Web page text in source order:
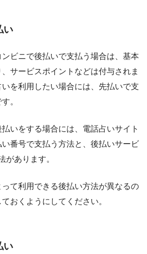
い
ビニで後払いで支払う場合は、基本
サービスポイントなどは付与されま
を利用したい場合には、先払いで支
。
いをする場合には、電話占いサイト
番号で支払う方法と、後払いサービ
があります。
て利用できる後払い方法が異なるの
おくようにしてください。
い